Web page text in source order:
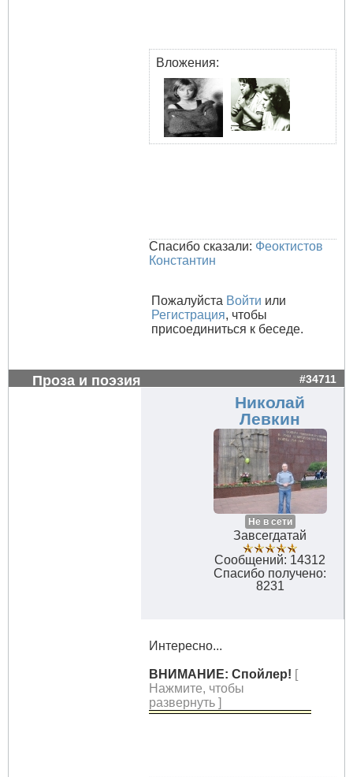
Вложения:
Спасибо сказали: Феоктистов
Константин
Пожалуйста Войти или
Регистрация, чтобы
присоединиться к беседе.
Проза и поэзия #34711
Николай
Левкин
Не в сети
Завсегдатай
Сообщений: 14312
Спасибо получено:
8231
Интересно...
ВНИМАНИЕ: Спойлер! [
Нажмите, чтобы
развернуть ]